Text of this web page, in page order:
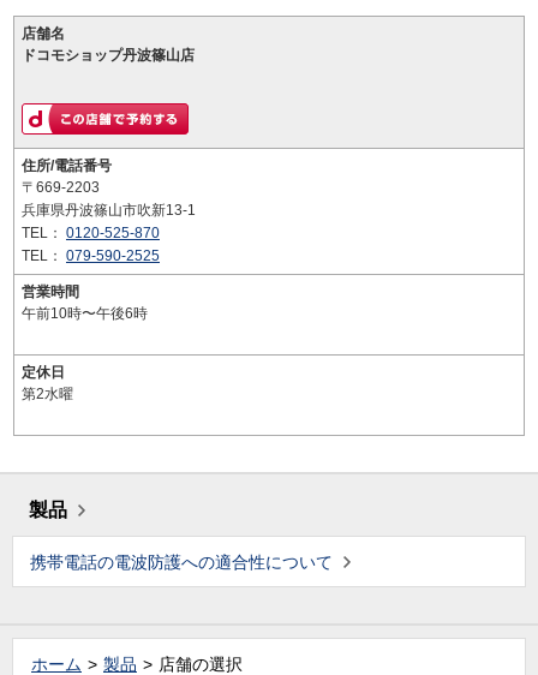
店舗名
ドコモショップ丹波篠山店
住所/電話番号
〒669-2203
兵庫県丹波篠山市吹新13-1
TEL： 0120-525-870
TEL： 079-590-2525
営業時間
午前10時〜午後6時
定休日
第2水曜
製品
携帯電話の電波防護への適合性について
ホーム 製品 店舗の選択